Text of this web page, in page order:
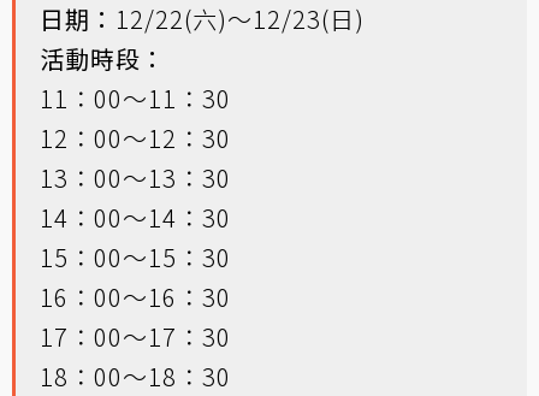
日期： 12/22(六)～12/23(日)
活動時段：
11：00～11：30
12：00～12：30
13：00～13：30
14：00～14：30
15：00～15：30
16：00～16：30
17：00～17：30
18：00～18：30